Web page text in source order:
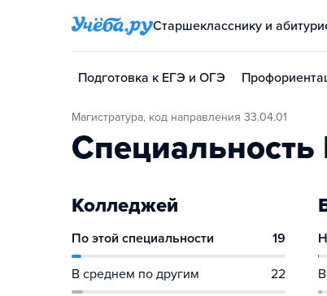
Старшекласснику и
Подготовка к ЕГЭ и ОГЭ
Магистратура, код направления 33.04.01
Колледжей
По этой специальности 19
В среднем по другим 22